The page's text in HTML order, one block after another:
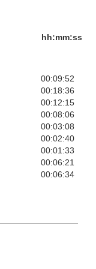
hh:mm:ss
00:09:52
00:18:36
00:12:15
00:08:06
00:03:08
00:02:40
00:01:33
00:06:21
00:06:34